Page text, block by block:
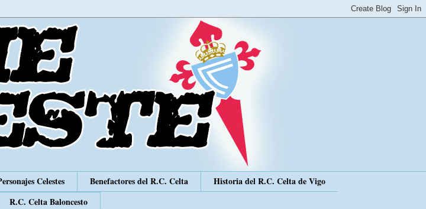
Celestes Benefactores del R.C. Celta
Historia del R.C. Celta de Vigo
R.C. Celta Baloncesto